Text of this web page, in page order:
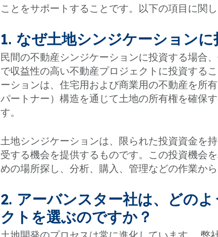
ことをサポートすることです。以下の項目に関
1. なぜ土地シンジケーションに
民間の不動産シンジケーションに投資する場合
で収益性の高い不動産プロジェクトに投資する
ーションは、住宅用および商業用の不動産を所
パートナー）構造を通じて土地の所有権を確保
す。
土地シンジケーションは、限られた投資資金を
受する機会を提供するものです。この投資機会
めの場所探し、分析、購入、管理などの作業から
2. アーバンスター社は、どの
クトを選ぶのですか？